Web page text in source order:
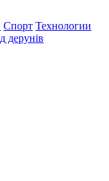
Спорт Технологии
дерунів